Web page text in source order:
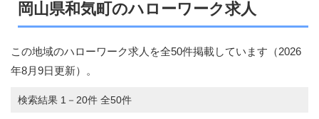
岡山県和気町のハローワーク求人
この地域のハローワーク求人を全50件掲載しています（2026
年8月9日更新）。
検索結果 1－20件 全50件